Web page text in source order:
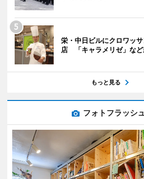
栄・中日ビルにクロワッ
店 「キャラメリゼ」など
もっと見る
フォトフラッシ